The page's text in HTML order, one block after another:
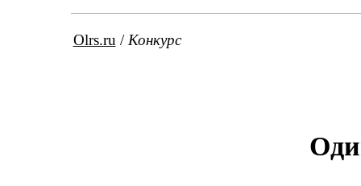
Olrs.ru / Конкурс